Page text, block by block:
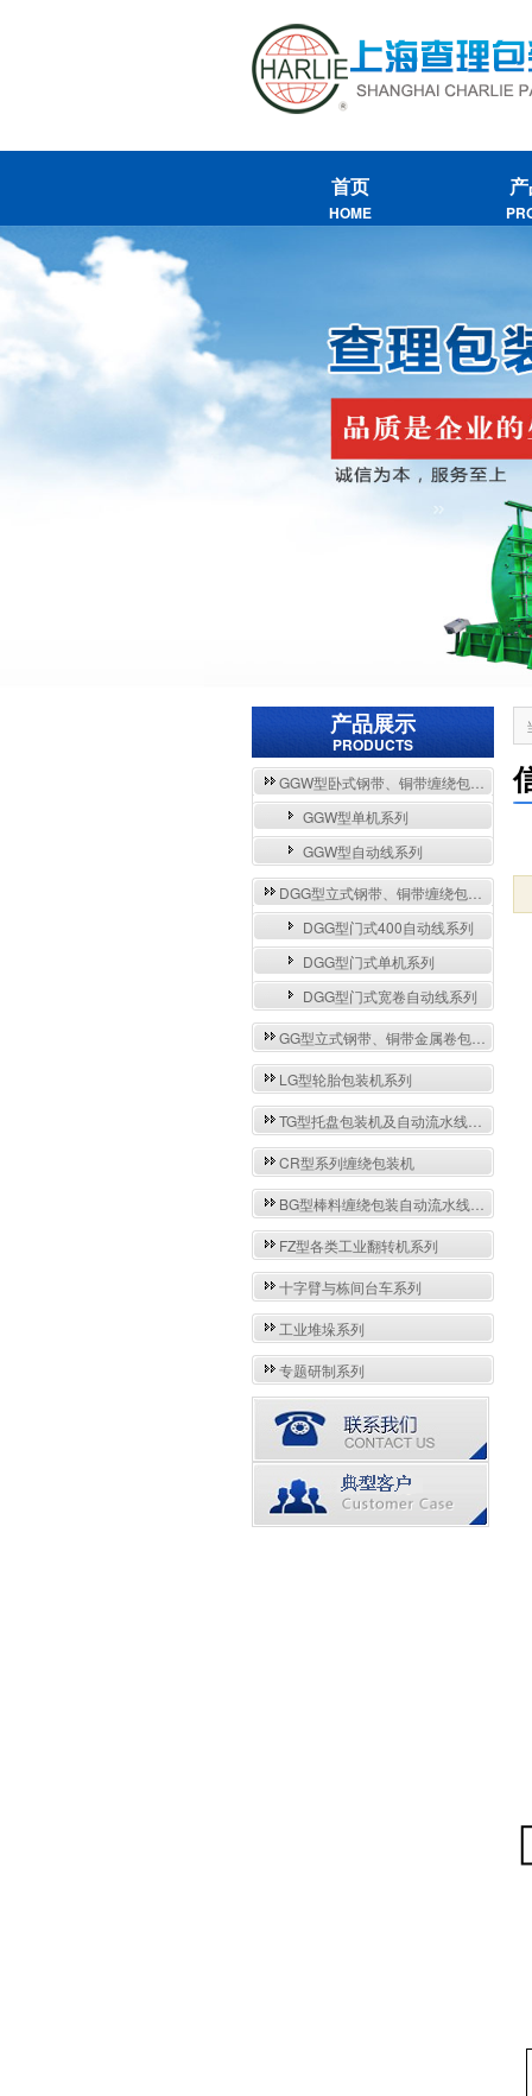
首页
HOME
产品展示
PRODUCTS
GGW型卧式钢带、铜带缠绕包装自动流水线与单机系列
GGW型单机系列
GGW型自动线系列
DGG型立式钢带、铜带缠绕包装自动流水线与单机系列
DGG型门式400自动线系列
DGG型门式单机系列
DGG型门式宽卷自动线系列
GG型立式钢带、铜带金属卷包装机系列
LG型轮胎包装机系列
TG型托盘包装机及自动流水线系列
CR型系列缠绕包装机
BG型棒料缠绕包装自动流水线系列
FZ型各类工业翻转机系列
十字臂与栋间台车系列
工业堆垛系列
专题研制系列